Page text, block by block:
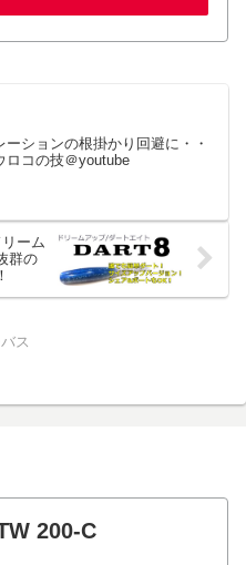
ーションの根掛かり回避に・・
ロコの技＠youtube
ーム
群の
ス
200-C